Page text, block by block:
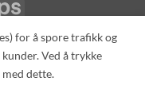
Vipps
OSS
OM OSS
ALL PRODUCTS
for å spore trafikk og
Ved å trykke
dette.